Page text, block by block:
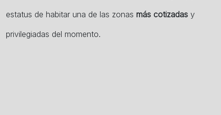
estatus de habitar una de las zonas más cotizadas y
privilegiadas del momento.